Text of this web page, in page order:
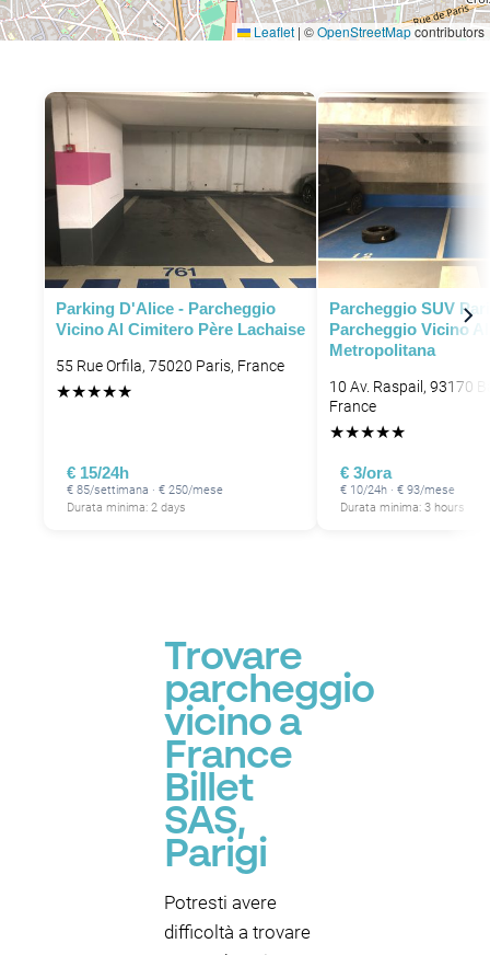
P
P
Leaflet | ©OpenStreetMapcontributors
Parking D'Alice - Parcheggio
Vicino Al Cimitero Père Lachaise
55 Rue Orfila, 75020 Paris, France
★★★★★
€ 15/24h
€ 85/settimana · € 250/mese
Durata minima: 2 days
Parcheggio SUV
Parcheggio Vicino
Metropolitana
10 Av. Raspail, 93170
France
★★★★★
€ 3/ora
€ 10/24h · € 93/mese
Durata minima: 3 hours
Trovare
parcheggio
vicino a
France
Billet
SAS,
Parigi
Potresti avere
difficoltà a trovare